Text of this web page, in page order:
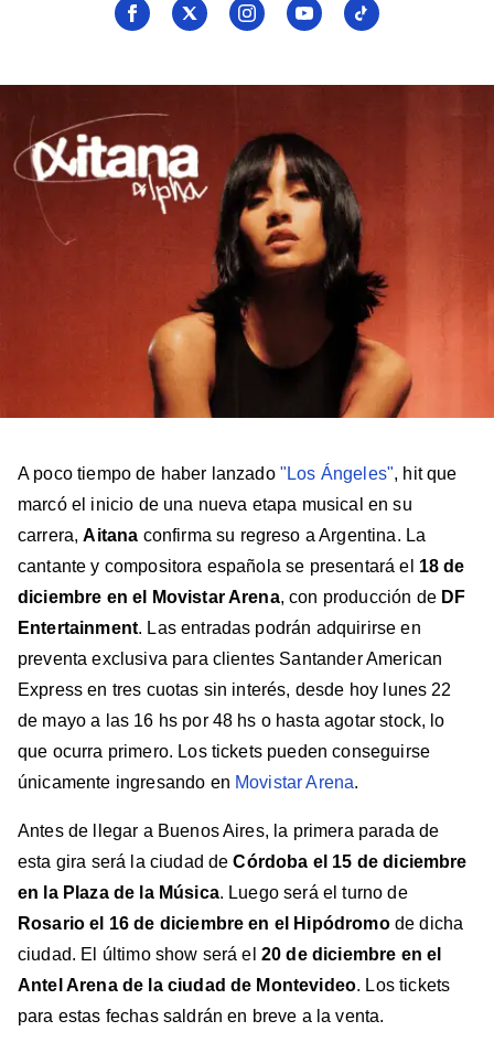
Seguí
en
Seguí
en
Seguí
en
Seguí
en
Seguí
en
A poco tiempo de haber lanzado "Los Ángeles", hit que
marcó el inicio de una nueva etapa musical en su
carrera,Aitana confirma su regreso a Argentina. La
cantante y compositora española se presentará el 18 de
diciembre en el Movistar Arena, con producción de DF
Entertainment. Las entradas podrán adquirirse en
preventa exclusiva para clientes Santander American
Express en tres cuotas sin interés, desde hoy lunes 22
de mayo a las 16 hs por 48 hs o hasta agotar stock, lo
que ocurra primero. Los tickets pueden conseguirse
únicamente ingresando en Movistar Arena.
Antes de llegar a Buenos Aires, la primera parada de
esta gira será la ciudad de Córdoba el 15 de diciembre
en la Plaza de la Música. Luego será el turno de
Rosario el 16 de diciembre en el Hipódromode dicha
ciudad. El último show será el 20 de diciembre en el
Antel Arena de la ciudad de Montevideo. Los tickets
para estas fechas saldrán en breve a la venta.